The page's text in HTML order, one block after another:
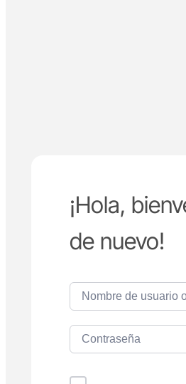
¡Hola,
de nuevo!